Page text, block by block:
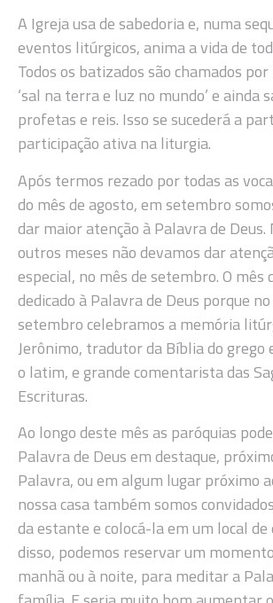
A Igreja usa de sabedoria e, numa
eventos litúrgicos, anima a vida de
Todos os batizados são chamados
‘sal na terra e luz no mundo’ e ainda
profetas e reis. Isso se sucederá a
participação ativa na liturgia.
Após termos rezado por todas as
do mês de agosto, em setembro
dar maior atenção à Palavra de Deus.
outros meses não devamos dar
especial, no mês de setembro. O mês
dedicado à Palavra de Deus porque
setembro celebramos a memória
Jerônimo, tradutor da Bíblia do grego
o latim, e grande comentarista das
Escrituras.
Ao longo deste mês as paróquias
Palavra de Deus em destaque,
Palavra, ou em algum lugar próximo
nossa casa também somos
da estante e colocá-la em um local
disso, podemos reservar um
manhã ou à noite, para meditar a